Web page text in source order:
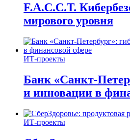
F.A.C.C.T.
мирового уровня
ИТ-проекты
Банк «Санкт-
и инновации в
ИТ-проекты